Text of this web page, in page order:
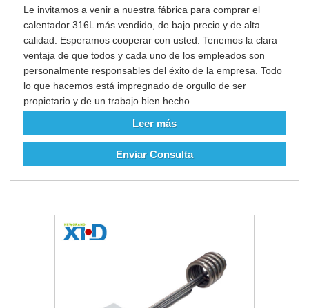
Le invitamos a venir a nuestra fábrica para comprar el
calentador 316L más vendido, de bajo precio y de alta
calidad. Esperamos cooperar con usted. Tenemos la clara
ventaja de que todos y cada uno de los empleados son
personalmente responsables del éxito de la empresa. Todo
lo que hacemos está impregnado de orgullo de ser
propietario y de un trabajo bien hecho.
Leer más
Enviar Consulta